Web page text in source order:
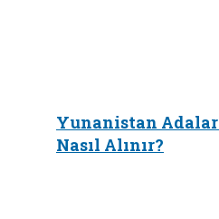
Yunanistan
Nasıl Alınır?